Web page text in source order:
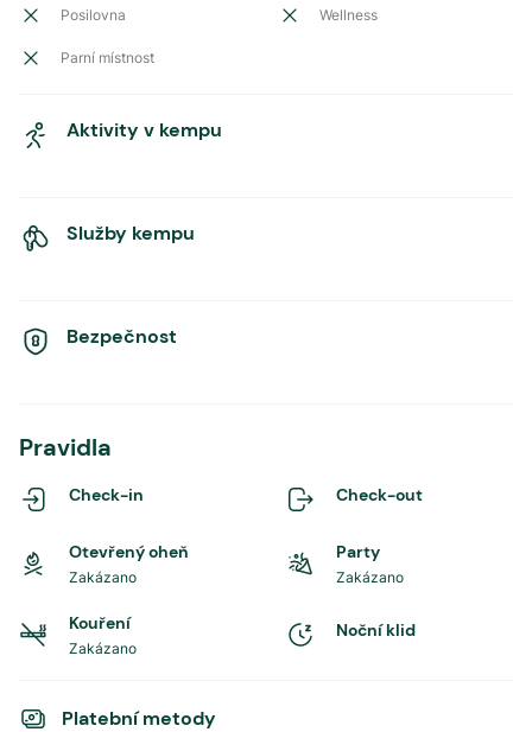
Posilovna Wellness
Parní místnost
Aktivity v kempu
Služby kempu
Bezpečnost
Pravidla
Check-in Check-out
Otevřený oheň
Zakázano
Party
Zakázano
Kouření
Zakázano
Noční klid
Platební metody